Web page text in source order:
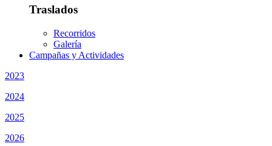
Traslados
Recorridos
Galería
Campañas y Actividades
2023
2024
2025
2026